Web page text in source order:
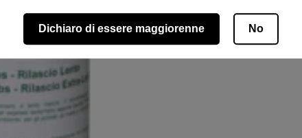
Dichiaro di essere maggiorenne No